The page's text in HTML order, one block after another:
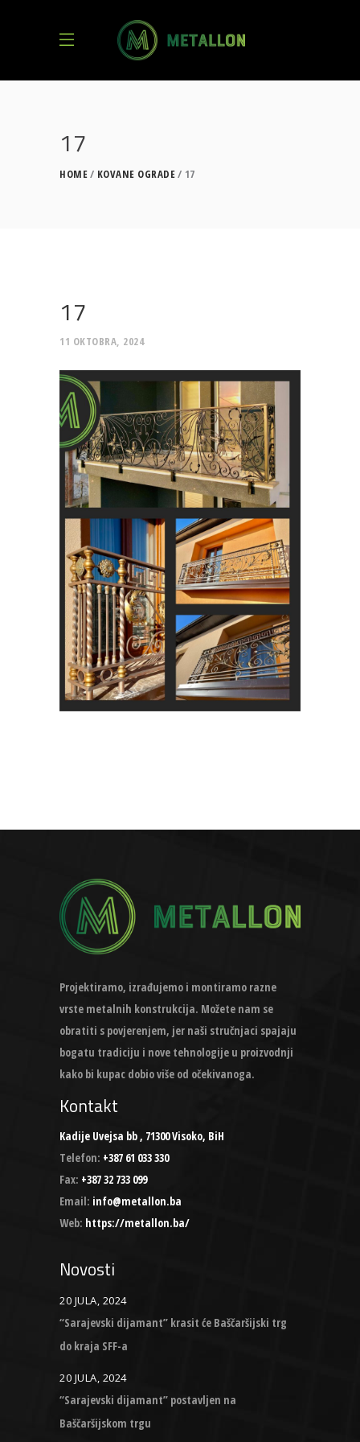
17
HOME KOVANE OGRADE 17
17
11 OKTOBRA, 2024
Projektiramo, izrađujemo i montiramo razne
vrste metalnih konstrukcija. Možete nam se
obratiti s povjerenjem, jer naši stručnjaci spajaju
bogatu tradiciju i nove tehnologije u proizvodnji
kako bi kupac dobio više od očekivanoga.
Kontakt
Kadije Uvejsa bb , 71300 Visoko, BiH
Telefon: +387 61 033 330
Fax: +387 32 733 099
Email: info@metallon.ba
Web: https://metallon.ba/
Novosti
20 JULA, 2024
“Sarajevski dijamant” krasit će Baščaršijski trg
do kraja SFF-a
20 JULA, 2024
“Sarajevski dijamant” postavljen na
Baščaršijskom trgu